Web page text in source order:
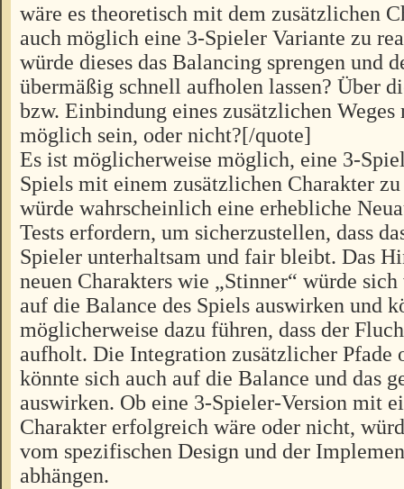
wäre es theoretisch mit dem zusätzlichen
auch möglich eine 3-Spieler Variante zu
würde dieses das Balancing sprengen und
übermäßig schnell aufholen lassen? Über
bzw. Einbindung eines zusätzlichen Weges
möglich sein, oder nicht?[/quote]
Es ist möglicherweise möglich, eine 3-
Spiels mit einem zusätzlichen Charakter
würde wahrscheinlich eine erhebliche
Tests erfordern, um sicherzustellen, dass
Spieler unterhaltsam und fair bleibt. Das
neuen Charakters wie „Stinner“ würde
auf die Balance des Spiels auswirken und
möglicherweise dazu führen, dass der
aufholt. Die Integration zusätzlicher Pfade
könnte sich auch auf die Balance und das
auswirken. Ob eine 3-Spieler-Version mit
Charakter erfolgreich wäre oder nicht,
vom spezifischen Design und der
abhängen.